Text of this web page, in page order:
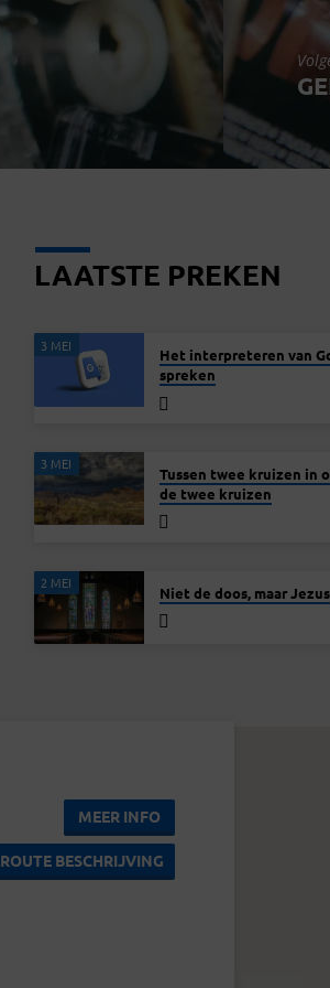
LAATSTE PREKEN
3 MEI
Het interpreteren van
spreken
3 MEI
Tussen twee kruizen in
de twee kruizen
2 MEI
Niet de doos, maar Jezus
MEER INFO
ROUTE BESCHRIJVING